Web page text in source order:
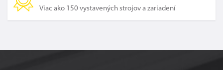
Viac ako 150 vystavených strojov a zariadení